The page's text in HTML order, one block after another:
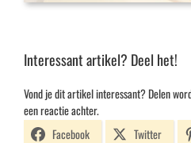
Interessant artikel? Deel het!
Vond je dit artikel interessant? Delen
een reactie achter.
Facebook
Twitter